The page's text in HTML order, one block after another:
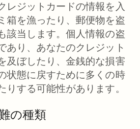
レジットカードの情報を入
箱を漁ったり、郵便物を盗
該当します。個人情報の盗
あり、あなたのクレジット
及ぼしたり、金銭的な損害
状態に戻すために多くの時
りする可能性があります。
の種類